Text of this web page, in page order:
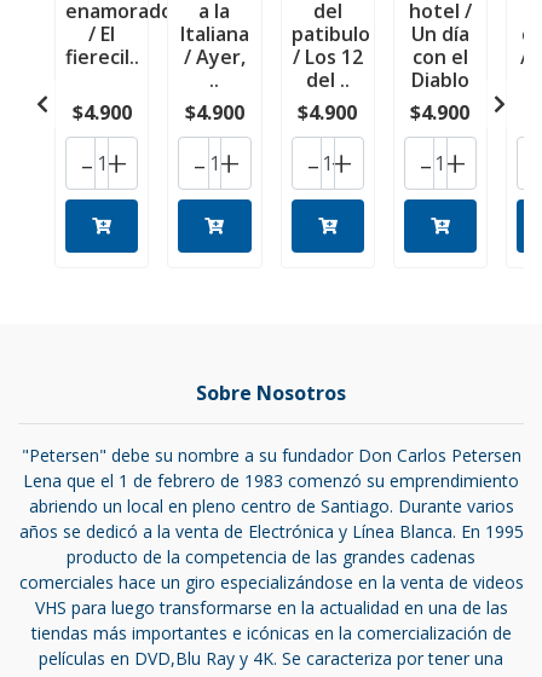
enamorado
/ El
fierecil..
$4.900
+
-
a la
Italiana
/ Ayer,
..
$4.900
+
-
del
patibulo
/ Los 12
del ..
$4.900
+
-
hotel /
Un día
con el
Diablo
$4.900
+
-
/
Sobre Nosotros
"Petersen" debe su nombre a su fundador Don Carlos Petersen
Lena que el 1 de febrero de 1983 comenzó su emprendimiento
abriendo un local en pleno centro de Santiago. Durante varios
años se dedicó a la venta de Electrónica y Línea Blanca. En 1995
producto de la competencia de las grandes cadenas
comerciales hace un giro especializándose en la venta de videos
VHS para luego transformarse en la actualidad en una de las
tiendas más importantes e icónicas en la comercialización de
películas en DVD,Blu Ray y 4K. Se caracteriza por tener una